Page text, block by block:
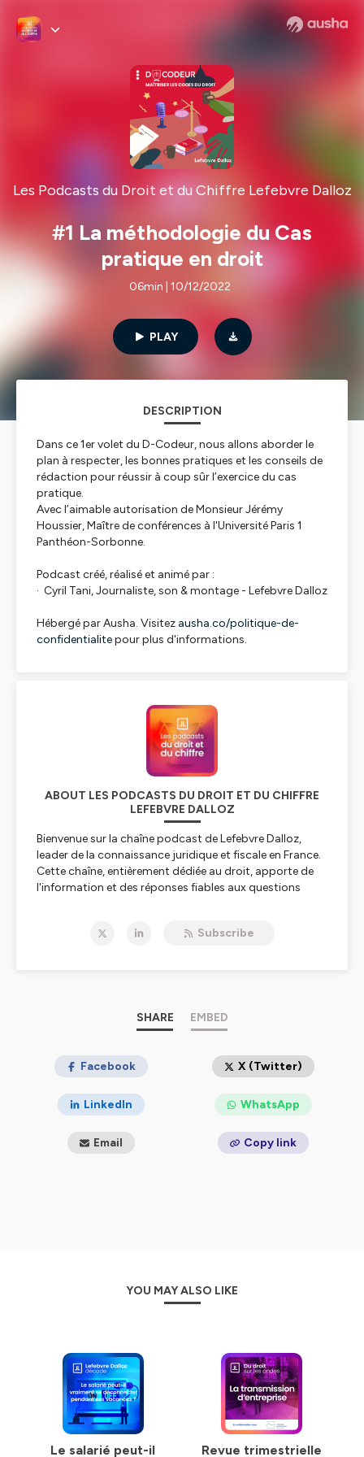
Les Podcasts du Droit et du Chiffre Lefebvre Dalloz
#1 La méthodologie du Cas
pratique en droit
06min | 10/12/2022
PLAY
DESCRIPTION
Dans ce 1er volet du D-Codeur, nous allons aborder le
plan à respecter, les bonnes pratiques et les conseils de
rédaction pour réussir à coup sûr l’exercice du cas
pratique.
Avec l’aimable autorisation de Monsieur Jérémy
Houssier, Maître de conférences à l'Université Paris 1
Panthéon-Sorbonne.
Podcast créé, réalisé et animé par :
· Cyril Tani, Journaliste, son & montage - Lefebvre Dalloz
Hébergé par Ausha. Visitez ausha.co/politique-de-
confidentialitepour plus d'informations.
ABOUT LES PODCASTS DU DROIT ET DU CHIFFRE
LEFEBVRE DALLOZ
Bienvenue sur la chaîne podcast de Lefebvre Dalloz,
leader de la connaissance juridique et fiscale en France.
Cette chaîne, entièrement dédiée au droit, apporte de
l'information et des réponses fiables aux questions
comptable, droit pénal, droit civil, droit public mais
experts-comptables, commissaires aux comptes,
directeurs administratif et financier, directeurs et
juridiques, directrices/directeurs de la conformité, chefs
public et académique étudiants en droit. Pour rester à
jour des dernières évolutions législatives et
réglementaires, abonnez-vous à notre chaîne !
Subscribe
SHARE EMBED
Facebook X (Twitter)
LinkedIn WhatsApp
Email Copy link
YOU MAY ALSO LIKE
Le salarié peut-il Revue trimestrielle